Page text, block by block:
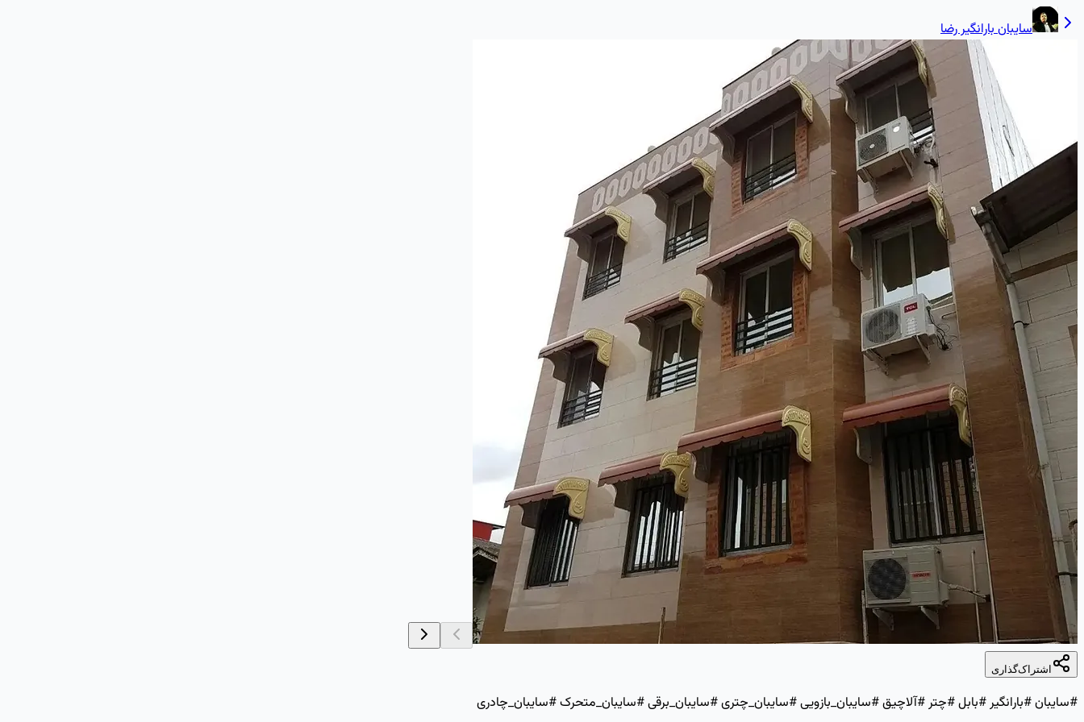
سایبان بارانگیر رضا
اشتراک‌گذاری
#سایبان #بارانگیر #بابل #چتر #آلاچیق #سایبان_بازویی #سایبان_چتری #سایبان_برقی #سایبان_متحرک #سایبان_چادری